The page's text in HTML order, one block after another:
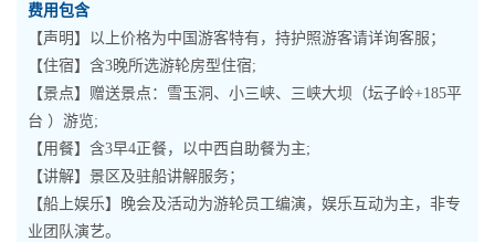
费用包含
【声明】以上价格为中国游客特有，持护照游客请详询客服；
【住宿】含3晚所选游轮房型住宿;
【景点】赠送景点：雪玉洞、小三峡、三峡大坝（坛子岭+185平
台 ）游览;
【用餐】含3早4正餐，以中西自助餐为主;
【讲解】景区及驻船讲解服务；
【船上娱乐】晚会及活动为游轮员工编演，娱乐互动为主，非专
业团队演艺。